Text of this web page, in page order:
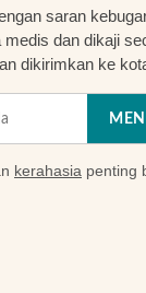
saran
dan dikaji
dikirimkan ke
kerahasia penting